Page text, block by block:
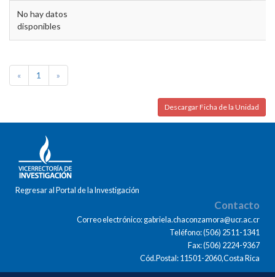
No hay datos
disponibles
« 1 »
Descargar Ficha de la Unidad
Regresar al Portal de la Investigación
Contacto
Correo electrónico: gabriela.chaconzamora@ucr.ac.cr
Teléfono: (506) 2511-1341
Fax: (506) 2224-9367
Cód.Postal: 11501-2060,Costa Rica